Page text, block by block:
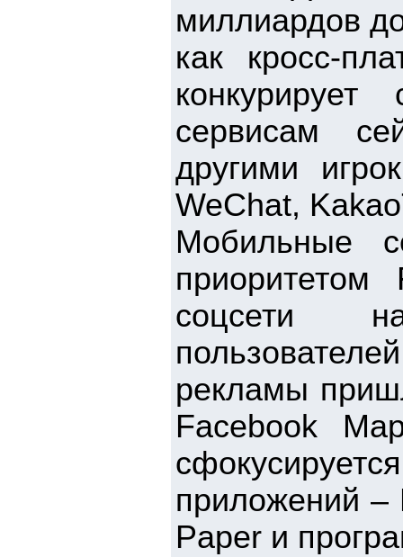
миллиардов
как кросс-
сервисам
другими
WeChat,
Мобильные
соцсети
рекламы
Facebook
приложений –
Paper и